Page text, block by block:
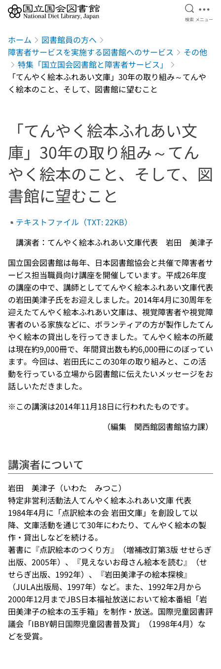
検索を
検索 メ
メニュー
ホーム
図書館員の方へ
障害者サービスを実施する図書館へのサービス
その他
特集「国立国会図書館と障害者サービス」
「てんやく絵本ふれあい文庫」30年の取り組み～てんや
く絵本のこと、そして、図書館に望むこと
「てんやく絵本ふれあい文
庫」30年の取り組み～てん
やく絵本のこと、そして、図
書館に望むこと
テキストファイル（TXT: 22KB）
講演者：てんやく絵本ふれあい文庫代表 岩田 美津子
国立国会図書館は毎年、日本図書館協会と共催で障害者サ
ービス担当職員向け講座を開催しています。平成26年度
の講座の中で、講師としててんやく絵本ふれあい文庫代表
の岩田美津子氏をお迎えしました。2014年4月に30周年を
迎えたてんやく絵本ふれあい文庫は、視覚障害者や視覚障
害者のいる家族などに、ボランティアの方が製作したてん
やく絵本の貸出しを行ってきました。てんやく絵本の所蔵
は現在約9,000冊で、年間貸出数も約6,000冊にのぼってい
ます。今回は、岩田氏にこの30年の取り組みと、この活
動を行っている立場から図書館に伝えたいメッセージをお
話しいただきました。
※この講演は2014年11月18日に行われたものです。
（編集 関西館図書館協力課）
講演者について
岩田 美津子（いわた みつこ）
特定非営利活動法人てんやく絵本ふれあい文庫 代表
1984年4月に「点訳絵本の会 岩田文庫」を創設して以
降、文庫活動を通じて30年にわたり、てんやく絵本の製
作・貸出しなどを続ける。
著書に『点訳絵本のつくり方』（増補改訂第3版 せせらぎ
出版、2005年）、『見えないお母さん絵本を読む』（せ
せらぎ出版、1992年）、『岩田美津子の絵本探検』
（JULA出版局、1997年）など。また、1992年2月から
2000年12月までJBS日本福祉放送において絵本番組「岩
田美津子の絵本の玉手箱」を制作・放送。国際児童図書評
議会「IBBY朝日国際児童図書普及賞」（1998年4月）な
どを受賞。